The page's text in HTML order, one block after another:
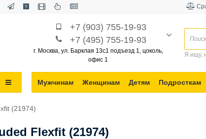
+7 (903) 755-19-93
+7 (495) 755-19-93
г. Москва, ул. Барклая 13с1 подъезд 1, цоколь,
офис 1
Я ищу,
Мужчинам Женщинам Детям Подросткам
(21974)
Flexfit (21974)